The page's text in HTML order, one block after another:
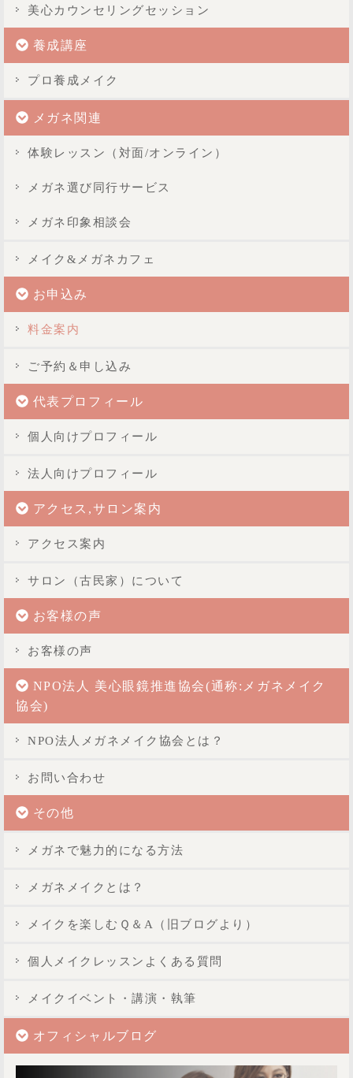
美心カウンセリングセッション
養成講座
プロ養成メイク
メガネ関連
体験レッスン（対面/オンライン）
メガネ選び同行サービス
メガネ印象相談会
メイク&メガネカフェ
お申込み
料金案内
ご予約＆申し込み
代表プロフィール
個人向けプロフィール
法人向けプロフィール
アクセス,サロン案内
アクセス案内
サロン（古民家）について
お客様の声
お客様の声
NPO法人 美心眼鏡推進協会(通称:メガネメイク
協会)
NPO法人メガネメイク協会とは？
お問い合わせ
その他
メガネで魅力的になる方法
メガネメイクとは？
メイクを楽しむＱ＆A（旧ブログより）
個人メイクレッスンよくある質問
メイクイベント・講演・執筆
オフィシャルブログ